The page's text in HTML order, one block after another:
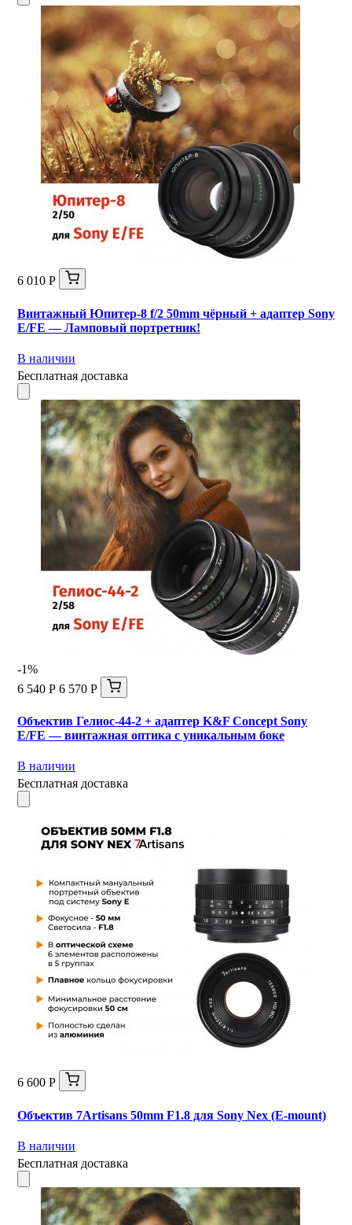
6 010 Р
Винтажный Юпитер-8 f/2 50mm чёрный + адаптер Sony
E/FE — Ламповый портретник!
В наличии
Бесплатная доставка
-1%
6 540 Р 6 570 Р
Объектив Гелиос-44-2 + адаптер K&F Concept Sony
E/FE — винтажная оптика с уникальным боке
В наличии
Бесплатная доставка
6 600 Р
Объектив 7Artisans 50mm F1.8 для Sony Nex (E-mount)
В наличии
Бесплатная доставка